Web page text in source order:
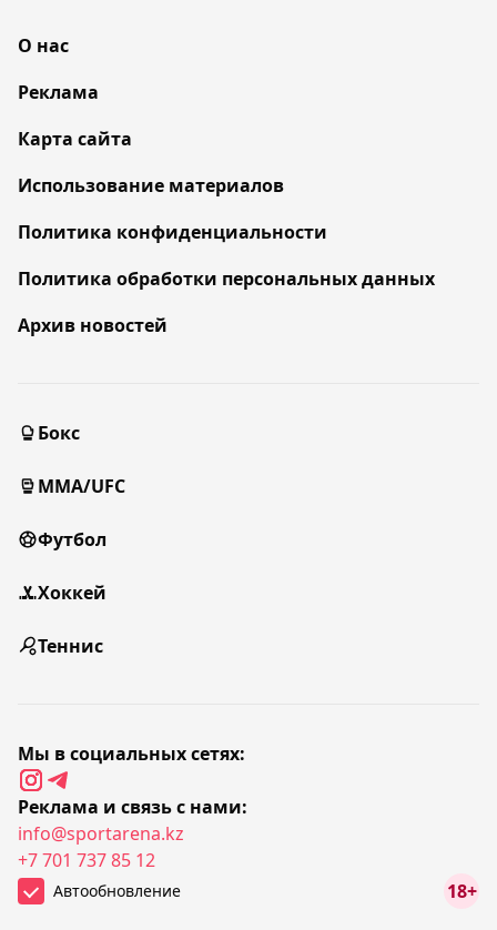
О нас
Реклама
Карта сайта
Использование материалов
Политика конфиденциальности
Политика обработки персональных данных
Архив новостей
Бокс
MMA/UFC
Футбол
Хоккей
Теннис
Мы в социальных сетях:
Реклама и связь с нами:
info@sportarena.kz
+7 701 737 85 12
Автообновление 18+